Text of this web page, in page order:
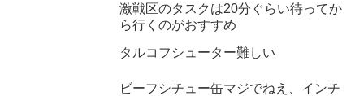
激戦区のタスクは20分ぐらい待ってか
ら行くのがおすすめ
タルコフシューター難しい
ビーフシチュー缶マジでねえ、インチ